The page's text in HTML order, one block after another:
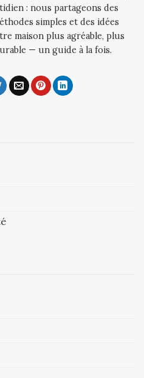
: nous partageons des
simples et des idées
maison plus agréable, plus
— un guide à la fois.